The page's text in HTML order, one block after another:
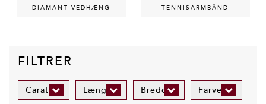
DIAMANT VEDHÆNG TENNISARMBÅND
FILTRER
Carat Længde Bredde Farve